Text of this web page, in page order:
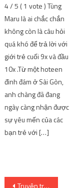
4 / 5 ( 1 vote ) Tùng
Maru là ai chắc chắn
không còn là câu hỏi
quá khó để trả lời với
giới trẻ cuối 9x và đầu
10x .Từ một hoteen
đình đám ở Sài Gòn,
anh chàng đã đang
ngày càng nhận được
sự yêu mến của các
bạn trẻ với […]
Truyện tranh – Truyện tranh Nhật Bản và Truyện tranh Mỹ